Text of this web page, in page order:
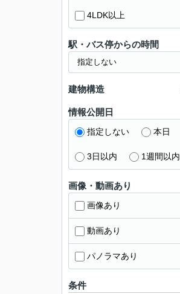
4LDK以上
駅・バス停からの時間
建物構造
情報公開日
指定しない 本日
3日以内 1週間以内
画像・動画あり
画像あり
動画あり
パノラマあり
条件